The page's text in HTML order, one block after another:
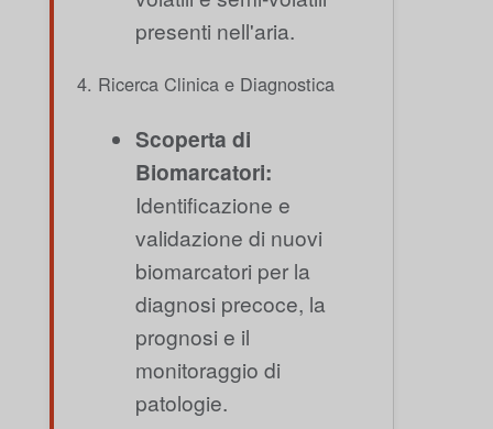
presenti nell'aria.
4. Ricerca Clinica e Diagnostica
Scoperta di
Biomarcatori:
Identificazione e
validazione di nuovi
biomarcatori per la
diagnosi precoce, la
prognosi e il
monitoraggio di
patologie.